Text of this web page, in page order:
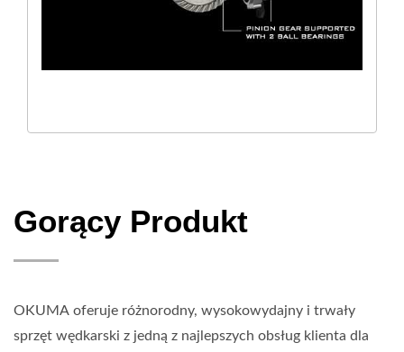
Gorący Produkt
OKUMA oferuje różnorodny, wysokowydajny i trwały
sprzęt wędkarski z jedną z najlepszych obsług klienta dla